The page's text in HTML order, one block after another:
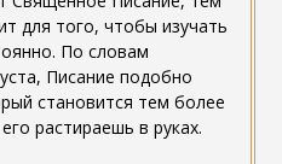
для того, чтобы изучать
По словам
Писание подобно
становится тем более
растираешь в руках.